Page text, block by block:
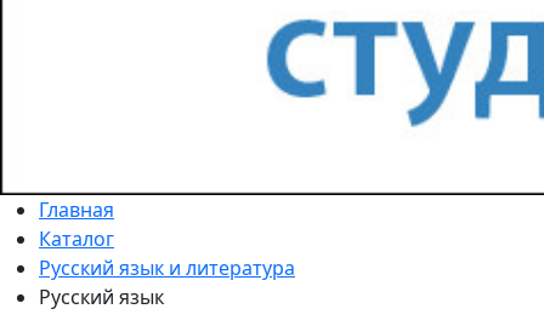
Главная
Каталог
Русский язык и литература
Русский язык